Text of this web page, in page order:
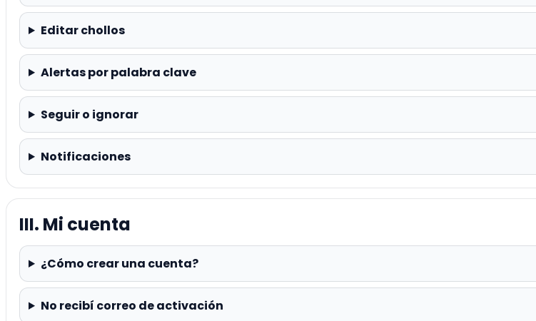
Editar chollos
Alertas por palabra clave
Seguir o ignorar
Notificaciones
III. Mi cuenta
¿Cómo crear una cuenta?
No recibí correo de activación